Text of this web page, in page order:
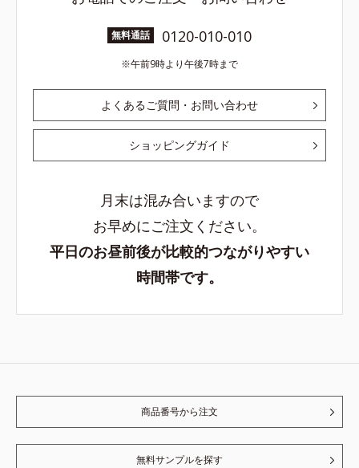
無料通話 0120-010-010
午前9時より午後7時まで
よくあるご質問・お問い合わせ
ショッピングガイド
月末は混み合いますので
お早めにご注文ください。
平日のお昼前後が比較的つながりやすい
時間帯です。
商品番号から注文
無料サンプルを探す